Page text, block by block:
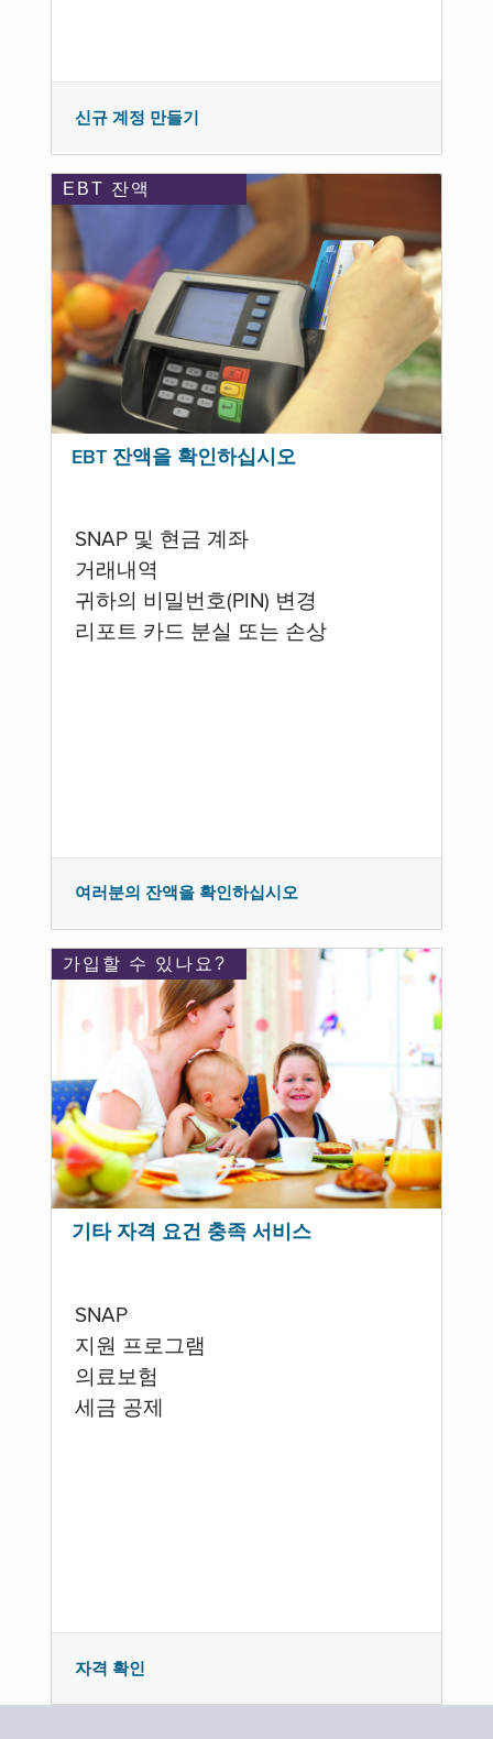
신규 계정 만들기
EBT 잔액
EBT 잔액을 확인하십시오
SNAP 및 현금 계좌
거래내역
귀하의 비밀번호(PIN) 변경
리포트 카드 분실 또는 손상
여러분의 잔액을 확인하십시오
가입할 수 있나요?
기타 자격 요건 충족 서비스
SNAP
지원 프로그램
의료보험
세금 공제
자격 확인